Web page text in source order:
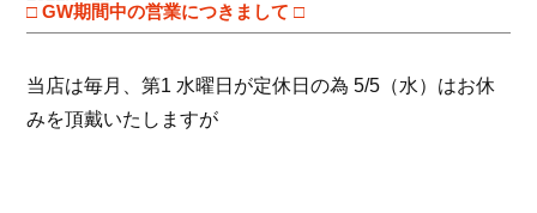
□ GW期間中の営業につきまして □
当店は毎月、第1 水曜日が定休日の為 5/5（水）はお休
みを頂戴いたしますが
輸入車販売サービス
トータルカーサービス
在庫車について
買取・下取りについて